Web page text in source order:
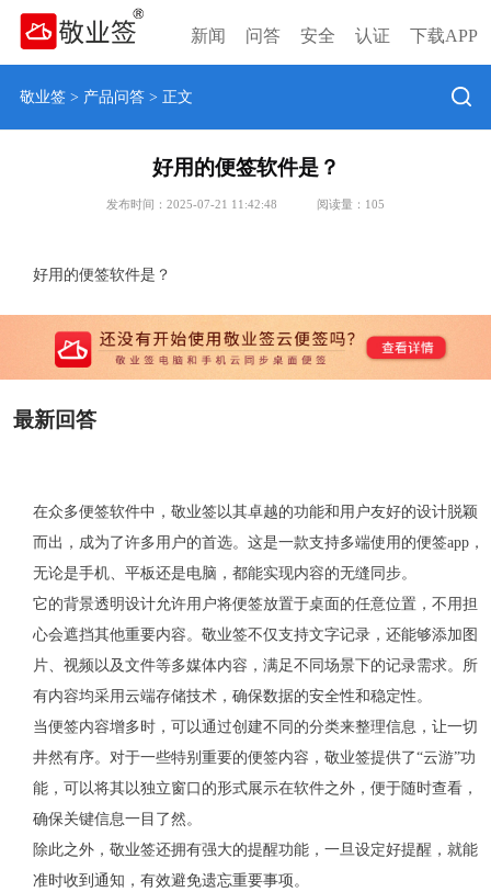
新闻 问答 安全 认证 下载APP
敬业签> 产品问答> 正文
好用的便签软件是？
发布时间：2025-07-21 11:42:48 阅读量： 105
好用的便签软件是？
最新回答
在众多便签软件中，敬业签以其卓越的功能和用户友好的设计脱颖
而出，成为了许多用户的首选。这是一款支持多端使用的便签app，
无论是手机、平板还是电脑，都能实现内容的无缝同步。
它的背景透明设计允许用户将便签放置于桌面的任意位置，不用担
心会遮挡其他重要内容。敬业签不仅支持文字记录，还能够添加图
片、视频以及文件等多媒体内容，满足不同场景下的记录需求。所
有内容均采用云端存储技术，确保数据的安全性和稳定性。
当便签内容增多时，可以通过创建不同的分类来整理信息，让一切
井然有序。对于一些特别重要的便签内容，敬业签提供了“云游”功
能，可以将其以独立窗口的形式展示在软件之外，便于随时查看，
确保关键信息一目了然。
除此之外，敬业签还拥有强大的提醒功能，一旦设定好提醒，就能
准时收到通知，有效避免遗忘重要事项。